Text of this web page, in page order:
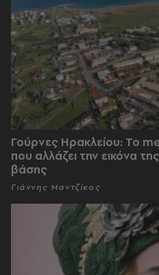
Γούρνες Ηρακλείου: To
που αλλάζει την εικόνα
βάσης
Γιάννης Μαντζίκος